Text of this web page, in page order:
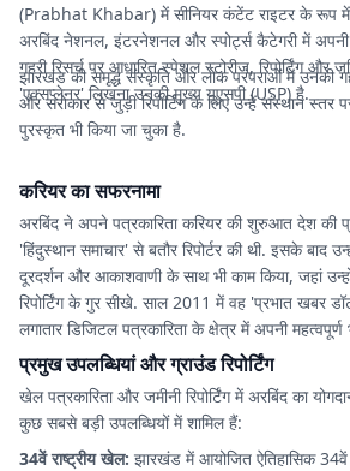
(Prabhat Khabar) में सीनियर कंटेंट राइटर के रूप में
अरबिंद नेशनल, इंटरनेशनल और स्पोर्ट्स कैटेगरी में
गहरी रिसर्च पर आधारित स्पेशल स्टोरीज, रिपोर्टिंग और
'एक्सप्लेनर' लिखना उनकी मुख्य यूएसपी (USP) है.
झारखंड की समृद्ध संस्कृति और लोक परंपराओं में उनकी
और सरोकार से जुड़ी रिपोर्टिंग के लिए उन्हें संस्थान स्तर
पुरस्कृत भी किया जा चुका है.
करियर का सफरनामा
अरबिंद ने अपने पत्रकारिता करियर की शुरुआत देश की
'हिंदुस्थान समाचार' से बतौर रिपोर्टर की थी. इसके बाद
दूरदर्शन और आकाशवाणी के साथ भी काम किया, जहां
रिपोर्टिंग के गुर सीखे. साल 2011 में वह 'प्रभात खबर
लगातार डिजिटल पत्रकारिता के क्षेत्र में अपनी महत्वपूर्ण
प्रमुख उपलब्धियां और ग्राउंड रिपोर्टिंग
खेल पत्रकारिता और जमीनी रिपोर्टिंग में अरबिंद का
कुछ सबसे बड़ी उपलब्धियों में शामिल हैं:
34वें राष्ट्रीय खेल: झारखंड में आयोजित ऐतिहासिक